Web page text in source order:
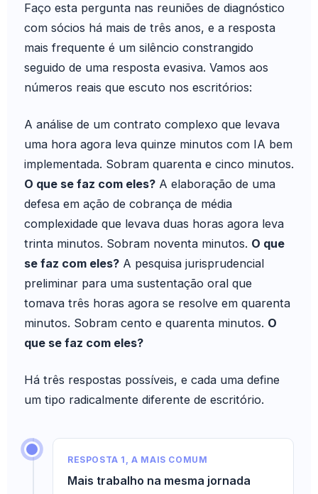
Faço esta pergunta nas reuniões de diagnóstico
com sócios há mais de três anos, e a resposta
mais frequente é um silêncio constrangido
seguido de uma resposta evasiva. Vamos aos
números reais que escuto nos escritórios:
A análise de um contrato complexo que levava
uma hora agora leva quinze minutos com IA bem
implementada. Sobram quarenta e cinco minutos.
O que se faz com eles? A elaboração de uma
defesa em ação de cobrança de média
complexidade que levava duas horas agora leva
trinta minutos. Sobram noventa minutos. O que
se faz com eles? A pesquisa jurisprudencial
preliminar para uma sustentação oral que
tomava três horas agora se resolve em quarenta
minutos. Sobram cento e quarenta minutos. O
que se faz com eles?
Há três respostas possíveis, e cada uma define
um tipo radicalmente diferente de escritório.
RESPOSTA 1, A MAIS COMUM
Mais trabalho na mesma jornada